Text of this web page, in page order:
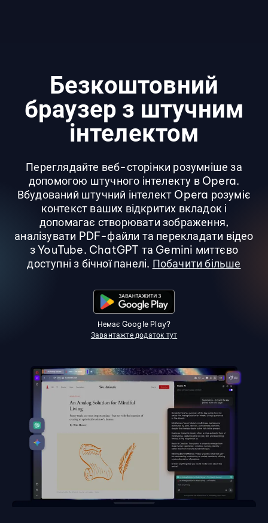
Безкоштовний
браузер з штучним
інтелектом
Переглядайте веб-сторінки розумніше за
допомогою штучного інтелекту в Opera.
Вбудований штучний інтелект Opera розуміє
контекст ваших відкритих вкладок і
допомагає створювати зображення,
аналізувати PDF-файли та перекладати відео
з YouTube. ChatGPT та Gemini миттєво
доступні з бічної панелі. Побачити більше
Немає Google Play?
Завантажте додаток тут